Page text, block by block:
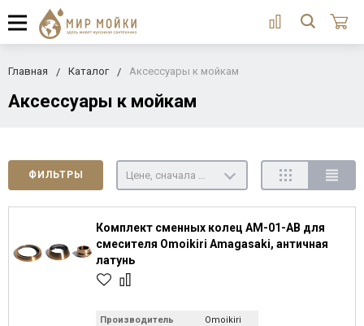
Главная Каталог Аксессуары к мойкам
Аксессуары к мойкам
ФИЛЬТРЫ Цене, сначала недорогие
Комплект сменных колец AM-01-AB для
смесителя Omoikiri Amagasaki, античная
латунь
Производитель
Omoikiri